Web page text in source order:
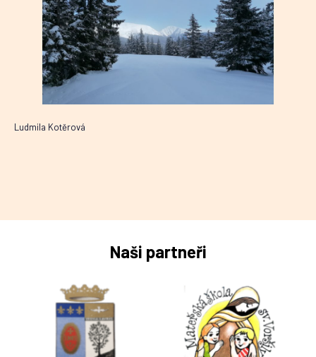
Ludmila Kotěrová
Naši partneři